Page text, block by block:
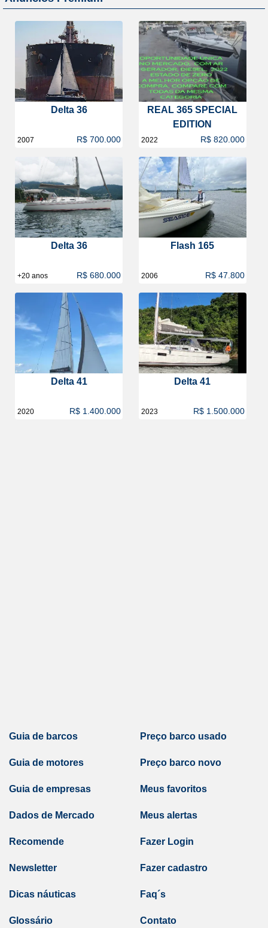
Delta 36
2007 R$ 700.000
REAL 365 SPECIAL
EDITION
2022 R$ 820.000
Delta 36
+20 anos R$ 680.000
Flash 165
2006 R$ 47.800
Delta 41
2020 R$ 1.400.000
Delta 41
2023 R$ 1.500.000
Guia de barcos
Guia de motores
Guia de empresas
Dados de Mercado
Preço barco usado
Preço barco novo
Meus favoritos
Meus alertas
Recomende
Newsletter
Dicas náuticas
Glossário
Fazer Login
Fazer cadastro
Faq´s
Contato